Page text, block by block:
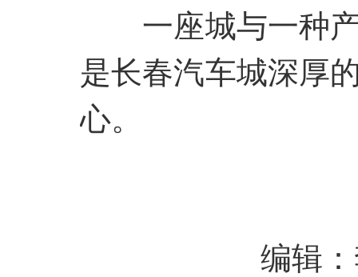
一座城与一种
是长春汽车城深厚
心。
编辑：